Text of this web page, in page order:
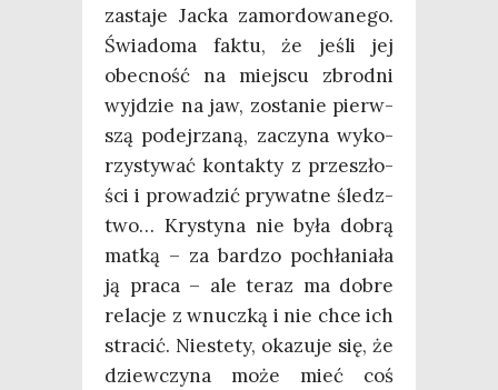
zasta­je Jac­ka zamor­do­wa­ne­go.
Świa­do­ma fak­tu, że jeśli jej
obec­ność na miej­scu zbrod­ni
wyj­dzie na jaw, zosta­nie pierw­
szą podej­rza­ną, zaczy­na wyko­
rzy­sty­wać kon­tak­ty z prze­szło­
ści i pro­wa­dzić pry­wat­ne śledz­
two… Kry­sty­na nie była dobrą
mat­ką – za bar­dzo pochła­nia­ła
ją pra­ca – ale teraz ma dobre
rela­cje z wnucz­ką i nie chce ich
stra­cić. Nie­ste­ty, oka­zu­je się, że
dziew­czy­na może mieć coś